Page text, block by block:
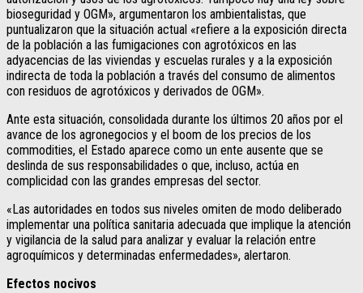
bioseguridad y OGM», argumentaron los ambientalistas, que
puntualizaron que la situación actual «refiere a la exposición directa
de la población a las fumigaciones con agrotóxicos en las
adyacencias de las viviendas y escuelas rurales y a la exposición
indirecta de toda la población a través del consumo de alimentos
con residuos de agrotóxicos y derivados de OGM».
Ante esta situación, consolidada durante los últimos 20 años por el
avance de los agronegocios y el boom de los precios de los
commodities, el Estado aparece como un ente ausente que se
deslinda de sus responsabilidades o que, incluso, actúa en
complicidad con las grandes empresas del sector.
«Las autoridades en todos sus niveles omiten de modo deliberado
implementar una política sanitaria adecuada que implique la atención
y vigilancia de la salud para analizar y evaluar la relación entre
agroquímicos y determinadas enfermedades», alertaron.
Efectos nocivos